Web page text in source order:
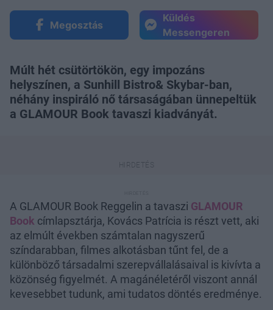
Megosztás
Küldés
Messengeren
Múlt hét csütörtökön, egy impozáns
helyszínen, a Sunhill Bistro& Skybar-ban,
néhány inspiráló nő társaságában ünnepeltük
a GLAMOUR Book tavaszi kiadványát.
A GLAMOUR Book Reggelin a tavaszi GLAMOUR
Book címlapsztárja, Kovács Patrícia is részt vett, aki
az elmúlt években számtalan nagyszerű
színdarabban, filmes alkotásban tűnt fel, de a
különböző társadalmi szerepvállalásaival is kivívta a
közönség figyelmét. A magánéletéről viszont annál
kevesebbet tudunk, ami tudatos döntés eredménye.